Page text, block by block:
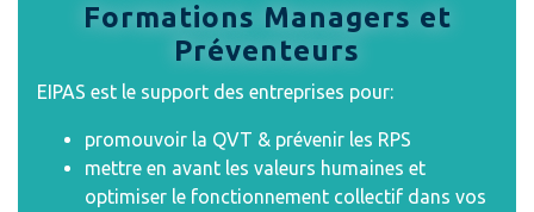
Formations Managers et
Préventeurs
EIPAS est le support des entreprises pour:
promouvoir la QVT & prévenir les RPS
mettre en avant les valeurs humaines et
optimiser le fonctionnement collectif dans vos